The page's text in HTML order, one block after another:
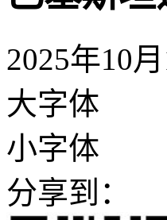
2025年10
大字体
小字体
分享到：